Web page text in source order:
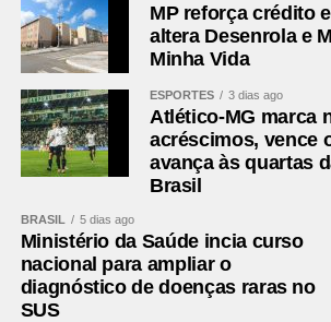
MP reforça crédito
altera Desenrola e
Minha Vida
ESPORTES 3 dias ago
Atlético-MG marca
acréscimos, vence
avança às quartas
Brasil
BRASIL 5 dias ago
Ministério da Saúde incia curso
nacional para ampliar o
diagnóstico de doenças raras no
SUS